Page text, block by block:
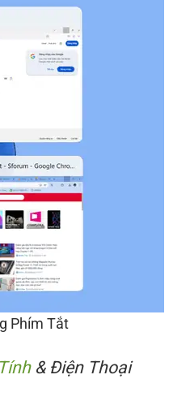
Phím Tắt
& Điện Thoại